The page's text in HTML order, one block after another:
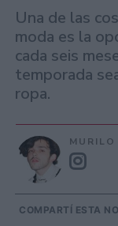
Una de las
moda es la
cada seis
temporada
ropa.
COMPARTÍ ESTA